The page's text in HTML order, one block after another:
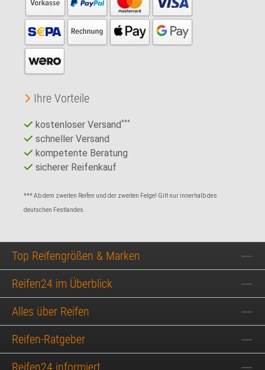
Ihre Vorteile
kostenloser Versand***
schneller Versand
kompetente Beratung
sicherer Reifenkauf
*** Ab dem zweiten Reifen und der zweiten Felge! Gilt nur innerhalb des
deutschen Festlandes.
Top Reifengrößen & Marken
Reifen24 im Überblick
Alles über Reifen
Reifen-Ratgeber
Reifen24 informiert